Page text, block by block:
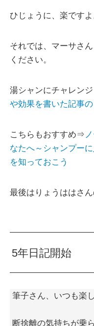
ひじょうに、楽ですよ
それでは、マーサさ
ください。
湯シャンにチャレン
や効果を書いた記事
こちらもおすすめ⇒
なたへ～シャンプー
を知っておこう
最後はりょうははさん
5年日記開始
筆子さん、いつも楽
断捨離の気持ちが乗